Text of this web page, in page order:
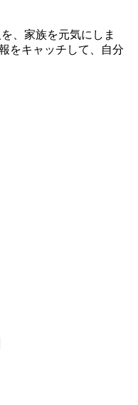
、家族を元気にしま
をキャッチして、自分